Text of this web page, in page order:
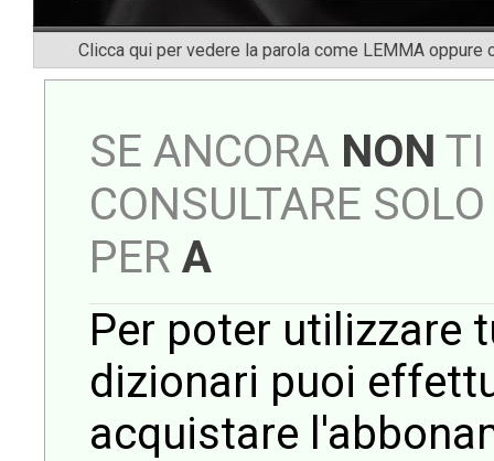
Clicca qui per vedere la parola come LEMMA oppure
SE ANCORA NON TI
CONSULTARE
PER A
Per poter utilizzare
dizionari puoi
acquistare